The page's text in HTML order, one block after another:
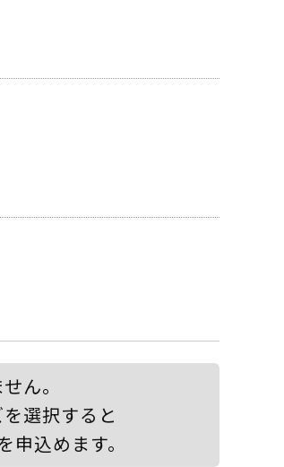
ん。
選択すると
込めます。